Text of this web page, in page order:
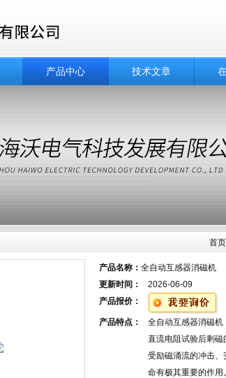
产品中心 技术文章
首页
产品名称： 全自动互感器消磁机
更新时间：
2026-06-09
产品报价：
产品特点：
全自动互感器消磁
直流电阻试验后剩
受励磁涌流的冲击
命有极其重要的作用。